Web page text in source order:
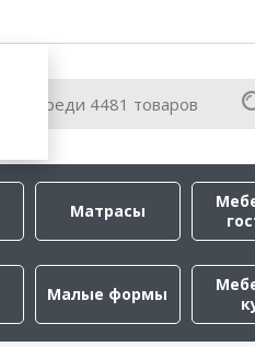
Матрасы
Малые формы